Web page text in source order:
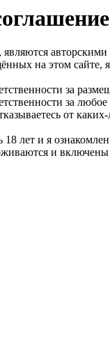
на этом
за
за
от
лет и я
и